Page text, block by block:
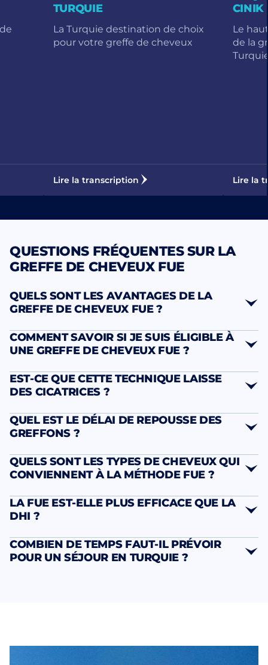
TURQUIE
La Turquie destination de choix
pour votre greffe de cheveux
Lire la transcription
CINIK
Le
de la
Lire la
QUESTIONS FRÉQUENTES SUR LA
GREFFE DE CHEVEUX FUE
QUELS SONT LES AVANTAGES DE LA
GREFFE DE CHEVEUX FUE ?
nombreux atouts
déterminants
résultats exceptionnellement naturels
calvities avancées
contrôle esthétique
COMMENT SAVOIR SI JE SUIS ÉLIGIBLE À
UNE GREFFE DE CHEVEUX FUE ?
consultation diagnostique
approfondie
EST-CE QUE CETTE TECHNIQUE LAISSE
DES CICATRICES ?
micro-
cicatrices circulaires
n’importe quelle
coupe de cheveux
QUEL EST LE DÉLAI DE REPOUSSE DES
GREFFONS ?
calendrier biologique prévisible
premiers signes de nouvelle
croissance
QUELS SONT LES TYPES DE CHEVEUX QUI
CONVIENNENT À LA MÉTHODE FUE ?
tous les types capillaires
afro
LA FUE EST-ELLE PLUS EFFICACE QUE LA
DHI ?
DHI
avantages spécifiques
COMBIEN DE TEMPS FAUT-IL PRÉVOIR
POUR UN SÉJOUR EN TURQUIE ?